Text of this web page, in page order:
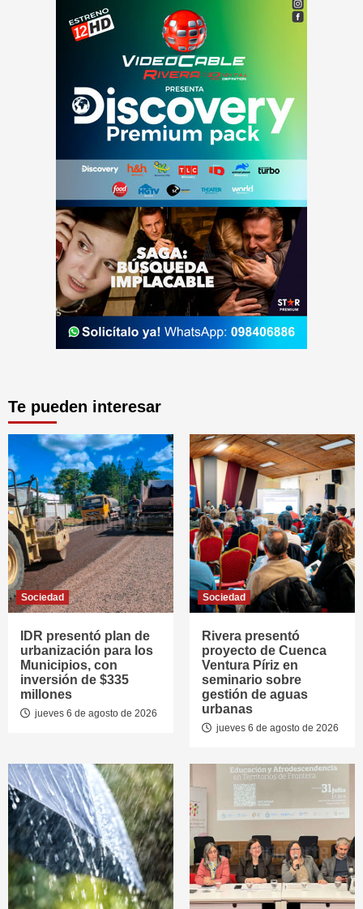
Te pueden interesar
Sociedad
IDR presentó plan de
urbanización para los
Municipios, con
inversión de $335
millones
jueves 6 de agosto de 2026
Sociedad
Rivera presentó
proyecto de Cuenca
Ventura Píriz en
seminario sobre
gestión de aguas
urbanas
jueves 6 de agosto de 2026